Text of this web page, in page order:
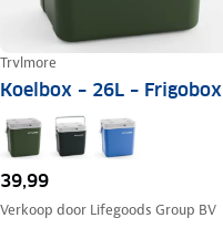
Trvlmore
Koelbox – 26L – Frigobox
39,99
Verkoop door Lifegoods Group BV